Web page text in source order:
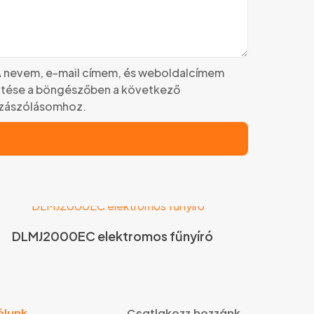
nevem, e-mail címem, és weboldalcímem
a böngészőben a következő
DLMJ2000EC elektromos fűnyíró